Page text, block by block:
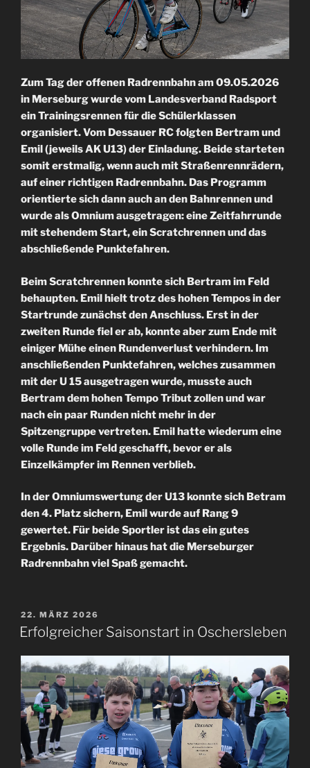
Zum Tag der offenen Radrennbahn am 09.05.2026
in Merseburg wurde vom Landesverband Radsport
ein Trainingsrennen für die Schülerklassen
organisiert. Vom Dessauer RC folgten Bertram und
Emil (jeweils AK U13) der Einladung. Beide starteten
somit erstmalig, wenn auch mit Straßenrennrädern,
auf einer richtigen Radrennbahn. Das Programm
orientierte sich dann auch an den Bahnrennen und
wurde als Omnium ausgetragen: eine Zeitfahrrunde
mit stehendem Start, ein Scratchrennen und das
abschließende Punktefahren.
Beim Scratchrennen konnte sich Bertram im Feld
behaupten. Emil hielt trotz des hohen Tempos in der
Startrunde zunächst den Anschluss. Erst in der
zweiten Runde fiel er ab, konnte aber zum Ende mit
einiger Mühe einen Rundenverlust verhindern. Im
anschließenden Punktefahren, welches zusammen
mit der U 15 ausgetragen wurde, musste auch
Bertram dem hohen Tempo Tribut zollen und war
nach ein paar Runden nicht mehr in der
Spitzengruppe vertreten. Emil hatte wiederum eine
volle Runde im Feld geschafft, bevor er als
Einzelkämpfer im Rennen verblieb.
In der Omniumswertung der U13 konnte sich Betram
den 4. Platz sichern, Emil wurde auf Rang 9
gewertet. Für beide Sportler ist das ein gutes
Ergebnis. Darüber hinaus hat die Merseburger
Radrennbahn viel Spaß gemacht.
VERÖFFENTLICHT
AM
22. MÄRZ 2026
Erfolgreicher Saisonstart in Oschersleben